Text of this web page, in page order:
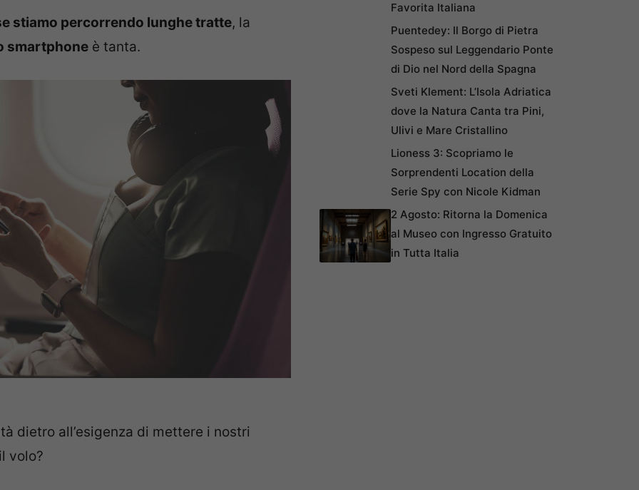
stiamo percorrendo lunghe tratte, la
smartphone è tanta.
dietro all’esigenza di mettere i nostri
volo?
Favorita Italiana
Puentedey: Il Borgo di Pietra
Sospeso sul Leggendario Ponte
di Dio nel Nord della Spagna
Sveti Klement: L’Isola Adriatica
dove la Natura Canta tra Pini,
Ulivi e Mare Cristallino
Lioness 3: Scopriamo le
Sorprendenti Location della
Serie Spy con Nicole Kidman
2 Agosto: Ritorna la Domenica
al Museo con Ingresso Gratuito
in Tutta Italia